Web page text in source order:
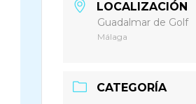
LOCALIZACIÓN
Guadalmar de Golf
Málaga
CATEGORÍA